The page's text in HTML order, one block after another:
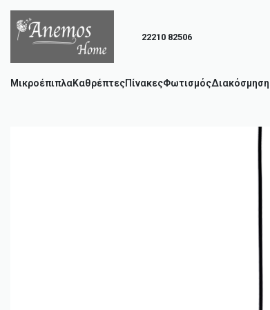
22210 82506
ΜικροέπιπλαΚαθρέπτεςΠίνακεςΦωτισμόςΔιακόσμηση